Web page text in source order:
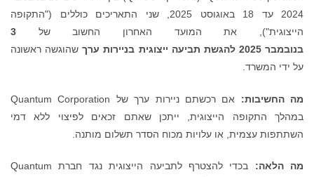
2024 עד 18 באוגוסט 2025, שני התאריכים כוללים ("התקופה
הייצוגית"), את המועד האחרון החשוב של 3
בנובמבר 2025 להגשת תביעה ייצוגית בניירות ערךשהוגשה ראשונה
על ידי המשרד.
מה החשיבות:
אם רכשתם ניירות ערך של Quantum Corporation
במהלך התקופה הייצוגית, ייתכן שאתם זכאים לפיצוי ללא דמי
השתתפות עצמית, או עלויות מכוח הסדר תשלום מותנה.
מה הלאה:
בכדי להצטרף לתביעה הייצוגית נגד חברת Quantum